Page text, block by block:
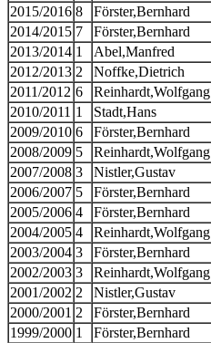
2015/2016 8 Förster,Bernhard
2014/2015 7 Förster,Bernhard
2013/2014 1 Abel,Manfred
2012/2013 2 Noffke,Dietrich
2011/2012 6 Reinhardt,Wolfgang
2010/2011 1 Stadt,Hans
2009/2010 6 Förster,Bernhard
2008/2009 5 Reinhardt,Wolfgang
2007/2008 3 Nistler,Gustav
2006/2007 5 Förster,Bernhard
2005/2006 4 Förster,Bernhard
2004/2005 4 Reinhardt,Wolfgang
2003/2004 3 Förster,Bernhard
2002/2003 3 Reinhardt,Wolfgang
2001/2002 2 Nistler,Gustav
2000/2001 2 Förster,Bernhard
1999/2000 1 Förster,Bernhard